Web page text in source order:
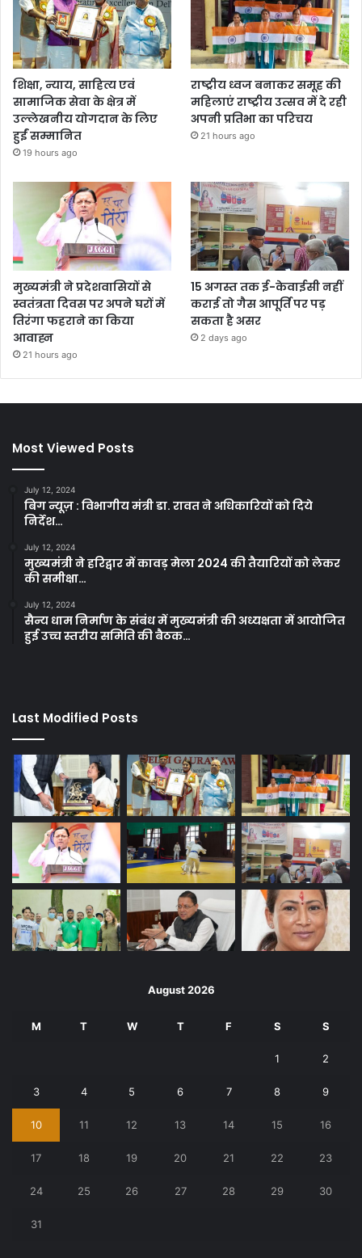
शिक्षा, न्याय, साहित्य एवं
सामाजिक सेवा के क्षेत्र में
उल्लेखनीय योगदान के लिए
हुईं सम्मानित
19 hours ago
राष्ट्रीय ध्वज बनाकर समूह की
महिलाएं राष्ट्रीय उत्सव में दे रही
अपनी प्रतिभा का परिचय
21 hours ago
मुख्यमंत्री ने प्रदेशवासियों से
स्वतंत्रता दिवस पर अपने घरों में
तिरंगा फहराने का किया
आवाह्न
21 hours ago
15 अगस्त तक ई-केवाईसी नहीं
कराई तो गैस आपूर्ति पर पड़
सकता है असर
2 days ago
Most Viewed Posts
July 12, 2024
बिग न्यूज़ : विभागीय मंत्री डा. रावत ने अधिकारियों को दिये
निर्देश…
July 12, 2024
मुख्यमंत्री ने हरिद्वार में कावड़ मेला 2024 की तैयारियों को लेकर
की समीक्षा…
July 12, 2024
सैन्य धाम निर्माण के संबंध में मुख्यमंत्री की अध्यक्षता में आयोजित
हुई उच्च स्तरीय समिति की बैठक…
Last Modified Posts
August 2026
M T W T F S S
1 2
3 4 5 6 7 8 9
10 11 12 13 14 15 16
17 18 19 20 21 22 23
24 25 26 27 28 29 30
31